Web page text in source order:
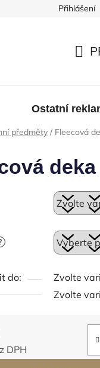
Přihlášení
Ostatní
předměty / Fleecová
do:
Zvolte
Zvolte
DPH